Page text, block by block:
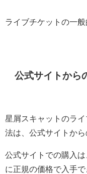
ライブチケットの一
公式サイトから
星屑スキャットのラ
法は、公式サイトから
公式サイトでの購入
に正規の価格で入手で